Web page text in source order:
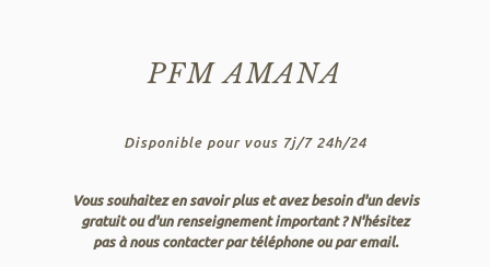
PFM AMANA
Disponible pour vous 7j/7 24h/24
Vous souhaitez en savoir plus et avez besoin d'un devis
gratuit ou d'un renseignement important ? N'hésitez
pas à nous contacter par téléphone ou par email.